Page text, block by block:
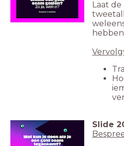
Laat
Slide